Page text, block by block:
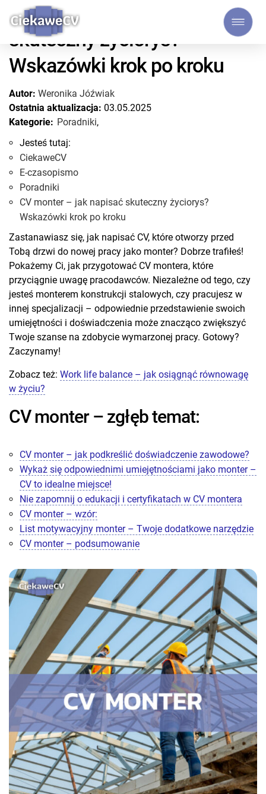
CV monter – jak napisać
skuteczny życiorys?
Wskazówki krok po kroku
Autor: Weronika Jóźwiak
Ostatnia aktualizacja: 03.05.2025
Kategorie: Poradniki,
Jesteś tutaj:
CiekaweCV
E-czasopismo
Poradniki
CV monter – jak napisać skuteczny życiorys?
Wskazówki krok po kroku
Zastanawiasz się, jak napisać CV, które otworzy przed
Tobą drzwi do nowej pracy jako monter? Dobrze trafiłeś!
Pokażemy Ci, jak przygotować CV montera, które
przyciągnie uwagę pracodawców. Niezależne od tego, czy
jesteś monterem konstrukcji stalowych, czy pracujesz w
innej specjalizacji – odpowiednie przedstawienie swoich
umiejętności i doświadczenia może znacząco zwiększyć
Twoje szanse na zdobycie wymarzonej pracy. Gotowy?
Zaczynamy!
Zobacz też: Work life balance – jak osiągnąć równowagę
w życiu?
CV monter – zgłęb temat:
CV monter – jak podkreślić doświadczenie zawodowe?
Wykaż się odpowiednimi umiejętnościami jako monter –
CV to idealne miejsce!
Nie zapomnij o edukacji i certyfikatach w CV montera
CV monter – wzór:
List motywacyjny monter – Twoje dodatkowe narzędzie
CV monter – podsumowanie